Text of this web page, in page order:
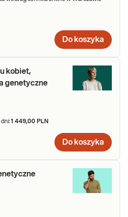
Do koszyka
kobiet,
genetyczne
1 449,00 PLN
Do koszyka